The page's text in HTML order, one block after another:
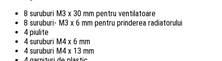
8 suruburi M3 x 30 mm pentru ventilatoare
8 suruburi- M3 x 6 mm pentru prinderea radiatorului
4 piulite
4 suruburi M4 x 6 mm
4 suruburi M4 x 13 mm